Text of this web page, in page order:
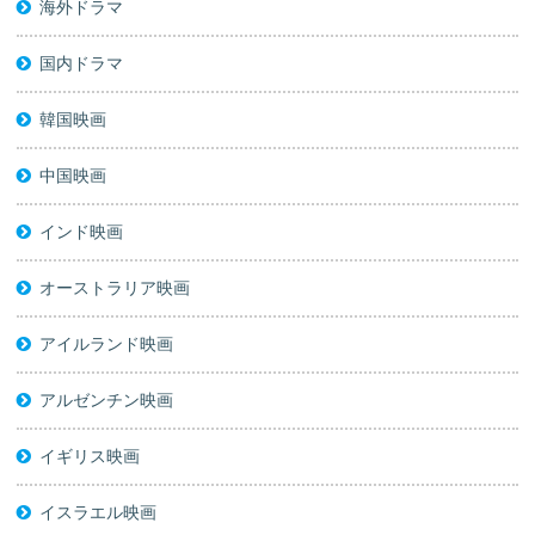
海外ドラマ
国内ドラマ
韓国映画
中国映画
インド映画
オーストラリア映画
アイルランド映画
アルゼンチン映画
イギリス映画
イスラエル映画